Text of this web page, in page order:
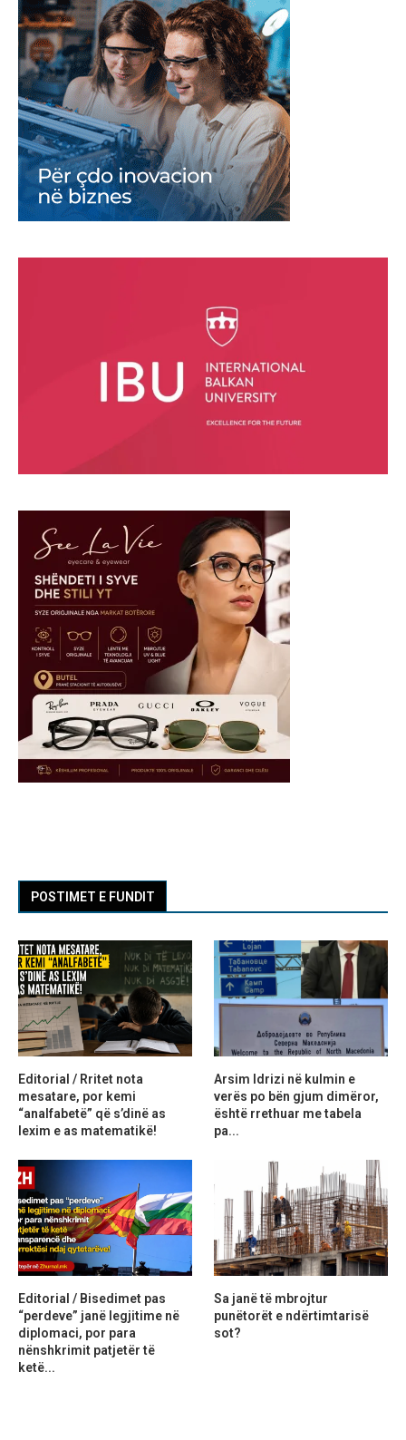
POSTIMET E FUNDIT
Editorial / Rritet nota
mesatare, por kemi
“analfabetë” që s’dinë as
lexim e as matematikë!
Arsim Idrizi në kulmin e
verës po bën gjum dimëror,
është rrethuar me tabela
pa...
Editorial / Bisedimet pas
“perdeve” janë legjitime në
diplomaci, por para
nënshkrimit patjetër të
ketë...
Sa janë të mbrojtur
punëtorët e ndërtimtarisë
sot?